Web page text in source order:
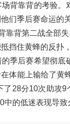
背靠背的考验
们季后赛命运的
靠背第二战全部
挡住黄蜂的反扑
季后赛希望彻底
体能上输给了黄
了28分10次助攻
中的低迷表现导